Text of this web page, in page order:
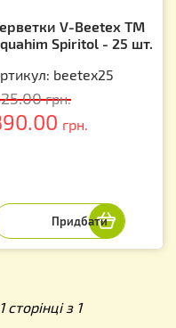
V-Beetex TM
Spiritol - 25 шт.
beetex25
грн.
грн.
з 1